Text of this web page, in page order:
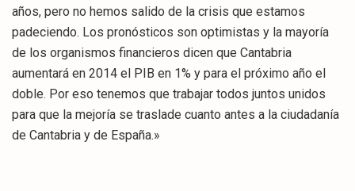
años, pero no hemos salido de la crisis que estamos
padeciendo. Los pronósticos son optimistas y la mayoría
de los organismos financieros dicen que Cantabria
aumentará en 2014 el PIB en 1% y para el próximo año el
doble. Por eso tenemos que trabajar todos juntos unidos
para que la mejoría se traslade cuanto antes a la ciudadanía
de Cantabria y de España.»